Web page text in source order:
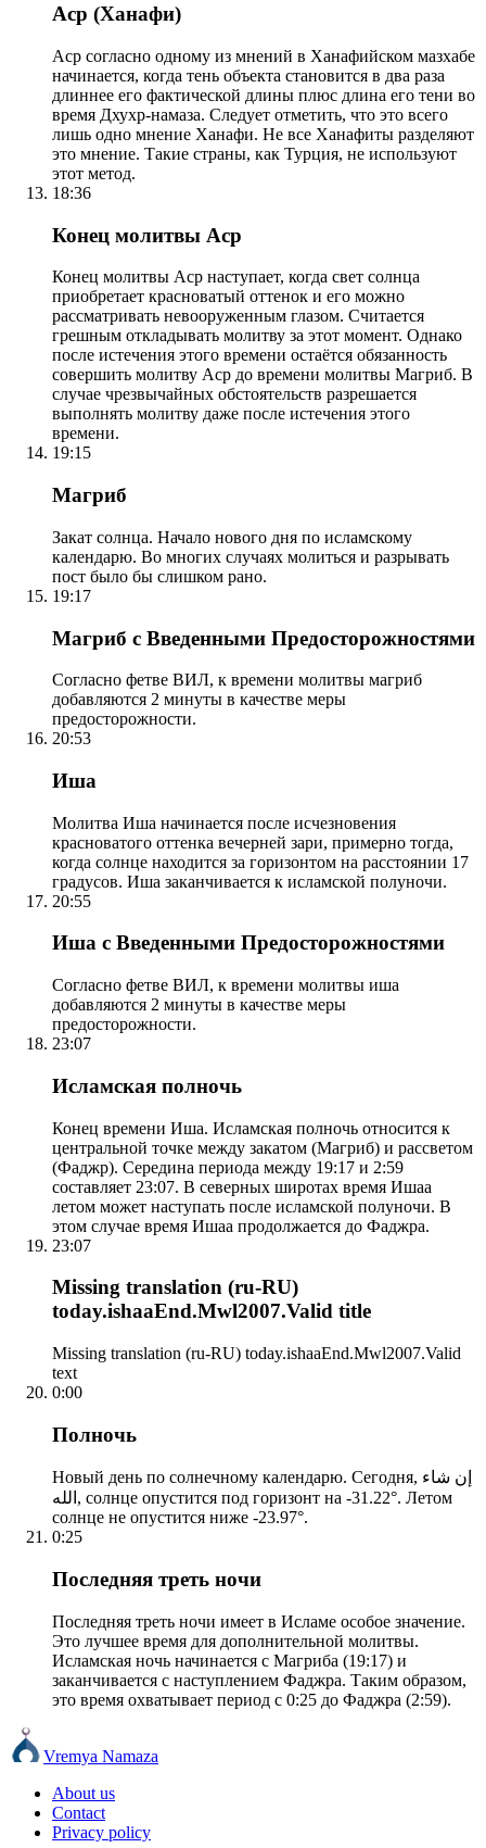
Аср (Ханафи)
Аср согласно одному из мнений в Ханафийском мазхабе
начинается, когда тень объекта становится в два раза
длиннее его фактической длины плюс длина его тени во
время Дхухр-намаза. Следует отметить, что это всего
лишь одно мнение Ханафи. Не все Ханафиты разделяют
это мнение. Такие страны, как Турция, не используют
этот метод.
18:36
Конец молитвы Аср
Конец молитвы Аср наступает, когда свет солнца
приобретает красноватый оттенок и его можно
рассматривать невооруженным глазом. Считается
грешным откладывать молитву за этот момент. Однако
после истечения этого времени остаётся обязанность
совершить молитву Аср до времени молитвы Магриб. В
случае чрезвычайных обстоятельств разрешается
выполнять молитву даже после истечения этого
времени.
19:15
Магриб
Закат солнца. Начало нового дня по исламскому
календарю. Во многих случаях молиться и разрывать
пост было бы слишком рано.
19:17
Магриб с Введенными Предосторожностями
Согласно фетве ВИЛ, к времени молитвы магриб
добавляются 2 минуты в качестве меры
предосторожности.
20:53
Иша
Молитва Иша начинается после исчезновения
красноватого оттенка вечерней зари, примерно тогда,
когда солнце находится за горизонтом на расстоянии 17
градусов. Иша заканчивается к исламской полуночи.
20:55
Иша с Введенными Предосторожностями
Согласно фетве ВИЛ, к времени молитвы иша
добавляются 2 минуты в качестве меры
предосторожности.
23:07
Исламская полночь
Конец времени Иша. Исламская полночь относится к
центральной точке между закатом (Магриб) и рассветом
(Фаджр). Середина периода между 19:17 и 2:59
составляет 23:07. В северных широтах время Ишаа
летом может наступать после исламской полуночи. В
этом случае время Ишаа продолжается до Фаджра.
23:07
Missing translation (ru-RU)
today.ishaaEnd.Mwl2007.Valid title
Missing translation (ru-RU) today.ishaaEnd.Mwl2007.Valid
text
0:00
Полночь
Новый день по солнечному календарю. Сегодня, إن شاء
الله, солнце опустится под горизонт на -31.22°. Летом
солнце не опустится ниже -23.97°.
0:25
Последняя треть ночи
Последняя треть ночи имеет в Исламе особое значение.
Это лучшее время для дополнительной молитвы.
Исламская ночь начинается с Магриба (19:17) и
заканчивается с наступлением Фаджра. Таким образом,
это время охватывает период с 0:25 до Фаджра (2:59).
Vremya Namaza
About us
Contact
Privacy policy